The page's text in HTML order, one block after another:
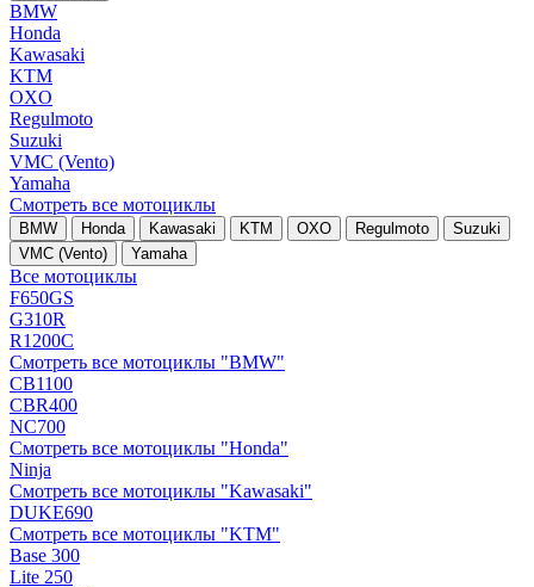
BMW
Honda
Kawasaki
KTM
OXO
Regulmoto
Suzuki
VMC (Vento)
Yamaha
Смотреть все мотоциклы
BMW Honda Kawasaki KTM OXO Regulmoto
Suzuki
VMC (Vento)
Yamaha
Все мотоциклы
F650GS
G310R
R1200C
Смотреть все мотоциклы "BMW"
CB1100
CBR400
NC700
Смотреть все мотоциклы "Honda"
Ninja
Смотреть все мотоциклы "Kawasaki"
DUKE690
Смотреть все мотоциклы "KTM"
Base 300
Lite 250